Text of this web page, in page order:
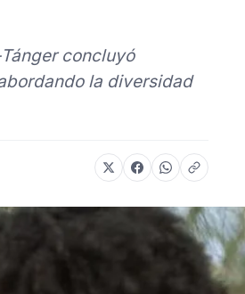
concluyó
la diversidad